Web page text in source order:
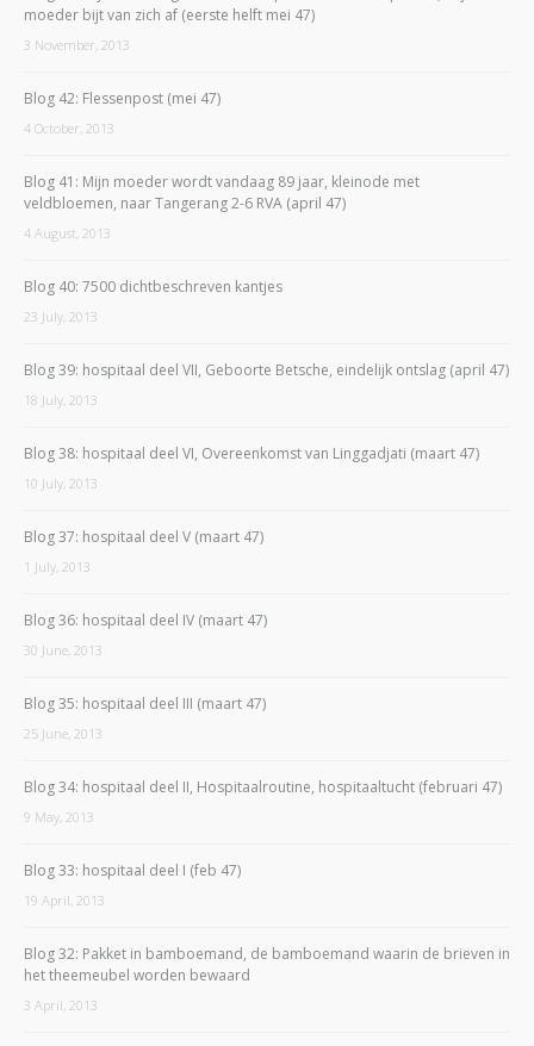
moeder bijt van zich af (eerste helft mei 47)
3 November, 2013
Blog 42: Flessenpost (mei 47)
4 October, 2013
Blog 41: Mijn moeder wordt vandaag 89 jaar, kleinode met
veldbloemen, naar Tangerang 2-6 RVA (april 47)
4 August, 2013
Blog 40: 7500 dichtbeschreven kantjes
23 July, 2013
Blog 39: hospitaal deel VII, Geboorte Betsche, eindelijk ontslag (april 47)
18 July, 2013
Blog 38: hospitaal deel VI, Overeenkomst van Linggadjati (maart 47)
10 July, 2013
Blog 37: hospitaal deel V (maart 47)
1 July, 2013
Blog 36: hospitaal deel IV (maart 47)
30 June, 2013
Blog 35: hospitaal deel III (maart 47)
25 June, 2013
Blog 34: hospitaal deel II, Hospitaalroutine, hospitaaltucht (februari 47)
9 May, 2013
Blog 33: hospitaal deel I (feb 47)
19 April, 2013
Blog 32: Pakket in bamboemand, de bamboemand waarin de brieven in
het theemeubel worden bewaard
3 April, 2013